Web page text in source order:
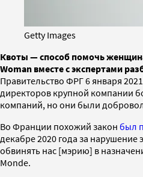
Getty Images
Квоты — способ помочь
Woman вместе с экспертами
Правительство ФРГ 6 января
директоров крупной компании
компаний, но они были
Во Франции похожий закон был
декабре 2020 года за нарушение
обвинять нас [мэрию] в
Monde.